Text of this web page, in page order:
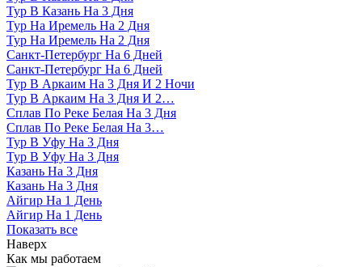
Тур В Казань На 3 Дня
Тур На Иремель На 2 Дня
Тур На Иремель На 2 Дня
Санкт-Петербург На 6 Дней
Санкт-Петербург На 6 Дней
Тур В Аркаим На 3 Дня И 2 Ночи
Тур В Аркаим На 3 Дня И 2…
Сплав По Реке Белая На 3 Дня
Сплав По Реке Белая На 3…
Тур В Уфу На 3 Дня
Тур В Уфу На 3 Дня
Казань На 3 Дня
Казань На 3 Дня
Айгир На 1 День
Айгир На 1 День
Показать все
Наверх
Как мы работаем